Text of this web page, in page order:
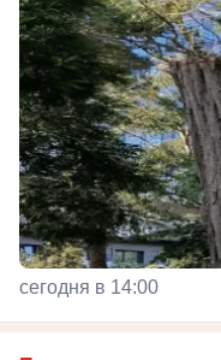
сегодня в 14:00